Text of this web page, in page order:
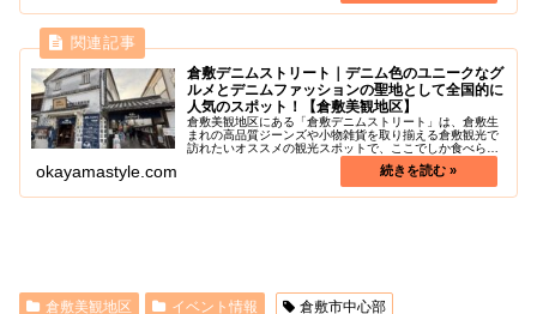
倉敷デニムストリート｜デニム色のユニークなグ
ルメとデニムファッションの聖地として全国的に
人気のスポット！【倉敷美観地区】
倉敷美観地区にある「倉敷デニムストリート」は、倉敷生
まれの高品質ジーンズや小物雑貨を取り揃える倉敷観光で
訪れたいオススメの観光スポットで、ここでしか食べられ
ないユニークなグルメも充実していることで知られていま
す。倉敷は、日本で初めてジーンズ...
okayamastyle.com
倉敷美観地区 イベント情報 倉敷市中心部